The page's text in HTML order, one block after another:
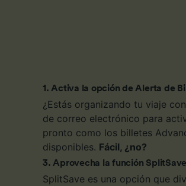
1 . Activa la opción de Alerta de
¿Estás organizando tu viaje
de correo electrónico para
pronto como los billetes
disponibles. Fácil, ¿no?
3. Aprovecha la función SplitSave
SplitSave es una opción que